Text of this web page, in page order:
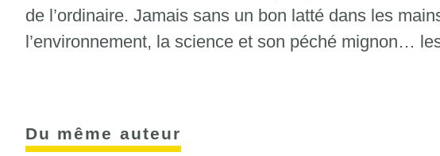
de l’ordinaire. Jamais sans un bon latté dans les
l’environnement, la science et son péché mignon…
Du même auteur